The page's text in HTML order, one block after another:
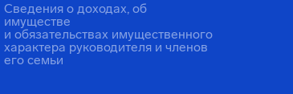
Сведения о доходах, об
имуществе
и обязательствах имущественного
характера руководителя и членов
его семьи